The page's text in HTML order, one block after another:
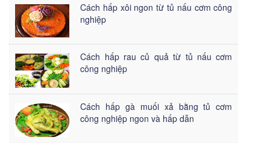
Cách hấp xôi ngon từ tủ nấu cơm công
nghiệp
Cách hấp rau củ quả từ tủ nấu cơm
công nghiệp
Cách hấp gà muối xả bằng tủ cơm
công nghiệp ngon và hấp dẫn